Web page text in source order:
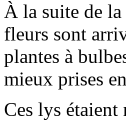
À la suite de
fleurs sont
plantes à
mieux prises
Ces lys étaient